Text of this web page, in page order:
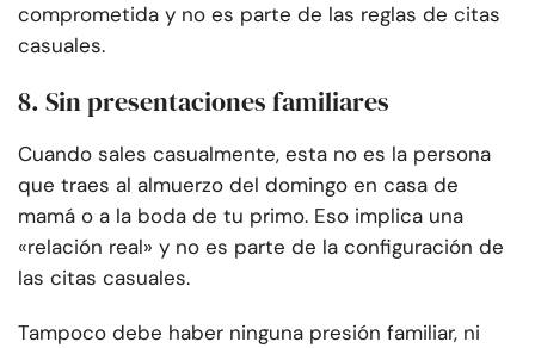
comprometida y no es parte de las reglas de citas
casuales.
8. Sin presentaciones familiares
Cuando sales casualmente, esta no es la persona
que traes al almuerzo del domingo en casa de
mamá o a la boda de tu primo. Eso implica una
«relación real» y no es parte de la configuración de
las citas casuales.
Tampoco debe haber ninguna presión familiar, ni